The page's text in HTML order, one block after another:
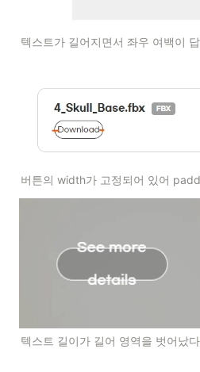
텍스트가 길어지면서 좌우 여백이
버튼의 width가 고정되어 있어
텍스트 길이가 길어 영역을 벗어났